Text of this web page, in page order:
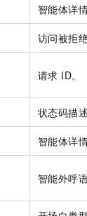
智能体详情
访问被拒
请求 ID。
状态码描述
智能体详情
智能外呼